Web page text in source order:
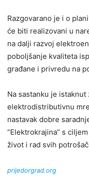
Razgovarano je i o
će biti realizovani u
na dalji razvoj
poboljšanje kvaliteta
građane i privredu na
Na sastanku je
elektrodistributivnu
nastavak dobre
“Elektrokrajina” s
život i rad svih
prijedorgrad.org